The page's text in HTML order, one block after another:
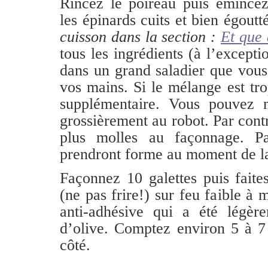
Rincez le poireau puis
les épinards cuits et bien
cuisson dans la section :Et que
tous les ingrédients (à
dans un grand saladier que
vos mains. Si le mélange est
supplémentaire. Vous
grossièrement au robot. Par
plus molles au façonnage.
prendront forme au moment de
Façonnez 10 galettes puis
(ne pas frire!) sur feu faible à
anti-adhésive qui a été
d’olive. Comptez environ 5 à
côté.